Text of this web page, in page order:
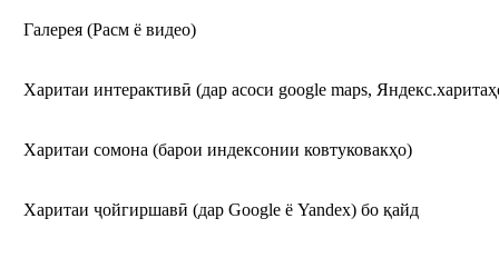
Галерея (Расм ё видео)
Харитаи интерактивӣ (дар асоси google maps,
Харитаи сомона (барои индексонии ковтуковакҳо)
Харитаи ҷойгиршавӣ (дар Google ё Yandex) бо қайд